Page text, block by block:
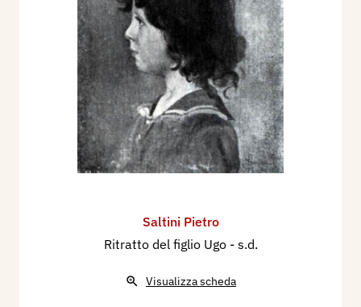
Saltini Pietro
Ritratto del figlio Ugo - s.d.
Visualizza scheda